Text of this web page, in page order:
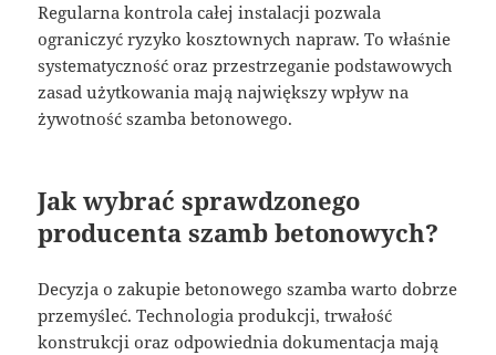
Regularna kontrola całej instalacji pozwala
ograniczyć ryzyko kosztownych napraw. To właśnie
systematyczność oraz przestrzeganie podstawowych
zasad użytkowania mają największy wpływ na
żywotność szamba betonowego.
Jak wybrać sprawdzonego
producenta szamb betonowych?
Decyzja o zakupie betonowego szamba warto dobrze
przemyśleć. Technologia produkcji, trwałość
konstrukcji oraz odpowiednia dokumentacja mają